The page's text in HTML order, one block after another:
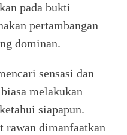
pada bukti
pertambangan
dominan.
sensasi dan
melakukan
siapapun.
rawan dimanfaatkan